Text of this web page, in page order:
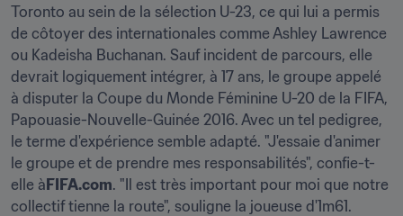
Toronto au sein de la sélection U-23, ce qui lui a permis
de côtoyer des internationales comme Ashley Lawrence
ou Kadeisha Buchanan. Sauf incident de parcours, elle
devrait logiquement intégrer, à 17 ans, le groupe appelé
à disputer la Coupe du Monde Féminine U-20 de la FIFA,
Papouasie-Nouvelle-Guinée 2016. Avec un tel pedigree,
le terme d'expérience semble adapté. "J'essaie d'animer
le groupe et de prendre mes responsabilités", confie-t-
elle à FIFA.com. "Il est très important pour moi que notre
collectif tienne la route", souligne la joueuse d'1m61.